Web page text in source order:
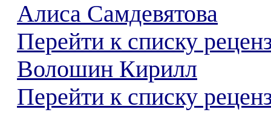
Алиса Самдевятова
Перейти к списку
Волошин Кирилл
Перейти к списку